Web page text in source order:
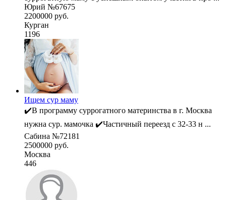
Юрий №67675
2200000 руб.
Курган
1196
Ищем сур маму
✔️В программу суррогатного материнства в г. Москва
нужна сур. мамочка ✔️Частичный переезд с 32-33 н ...
Сабина №72181
2500000 руб.
Москва
446